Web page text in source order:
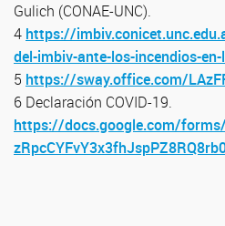
Gulich (CONAE-UNC).
4 https://
del-imbiv-ante-los-incendios-
5 https://sway.office.com/
6 Declaración COVID-19.
https://docs.google.com/